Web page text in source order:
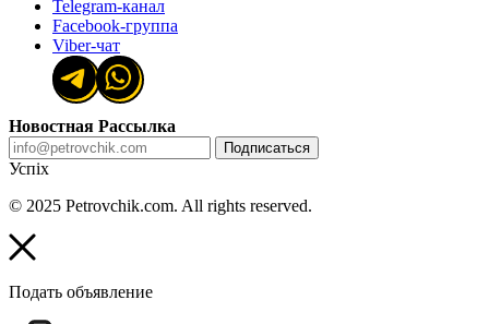
Telegram-канал
Facebook-группа
Viber-чат
Новостная Рассылка
Подписаться
Успіх
© 2025 Petrovchik.com. All rights reserved.
Подать объявление